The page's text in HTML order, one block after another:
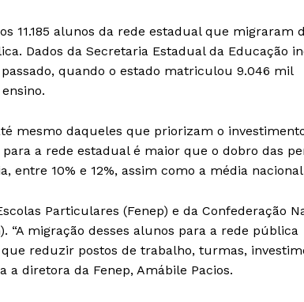
11.185 alunos da rede estadual que migraram
Dados da Secretaria Estadual da Educação
quando o estado matriculou 9.046 mil
mesmo daqueles que priorizam o
a rede estadual é maior que o dobro das
entre 10% e 12%, assim como a média
Particulares (Fenep) e da Confederação
“A migração desses alunos para a rede pública
reduzir postos de trabalho, turmas,
a diretora da Fenep, Amábile Pacios.